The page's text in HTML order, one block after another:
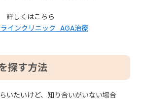
詳しくはこちら
インクリニック_AGA治療
探す方法
いたいけど、知り合いがいない場合